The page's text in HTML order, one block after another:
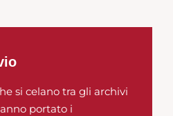
si celano tra gli archivi
portato i